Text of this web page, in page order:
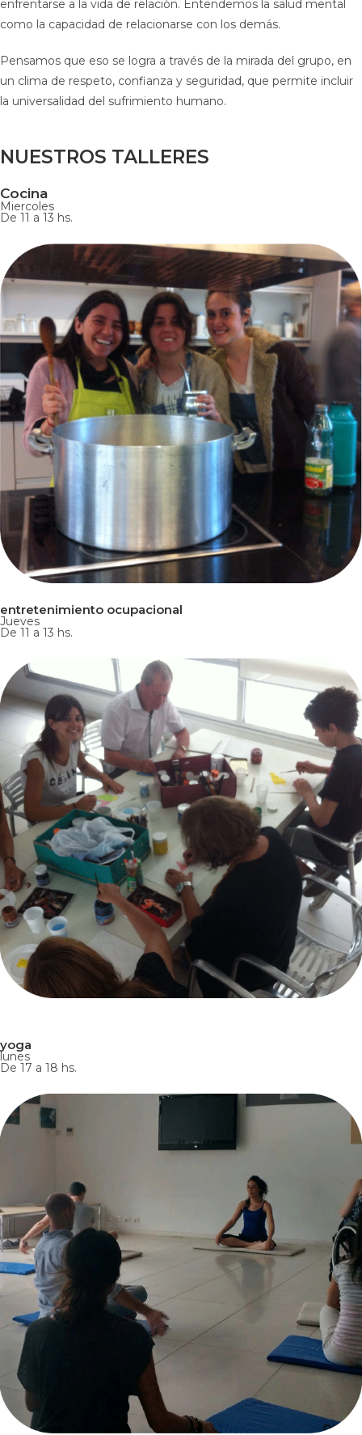
enfrentarse a la vida de relación. Entendemos la salud mental
como la capacidad de relacionarse con los demás.
Pensamos que eso se logra a través de la mirada del grupo, en
un clima de respeto, confianza y seguridad, que permite incluir
la universalidad del sufrimiento humano.
NUESTROS TALLERES
Cocina
Miercoles
De 11 a 13 hs.
entretenimiento ocupacional
Jueves
De 11 a 13 hs.
yoga
lunes
De 17 a 18 hs.